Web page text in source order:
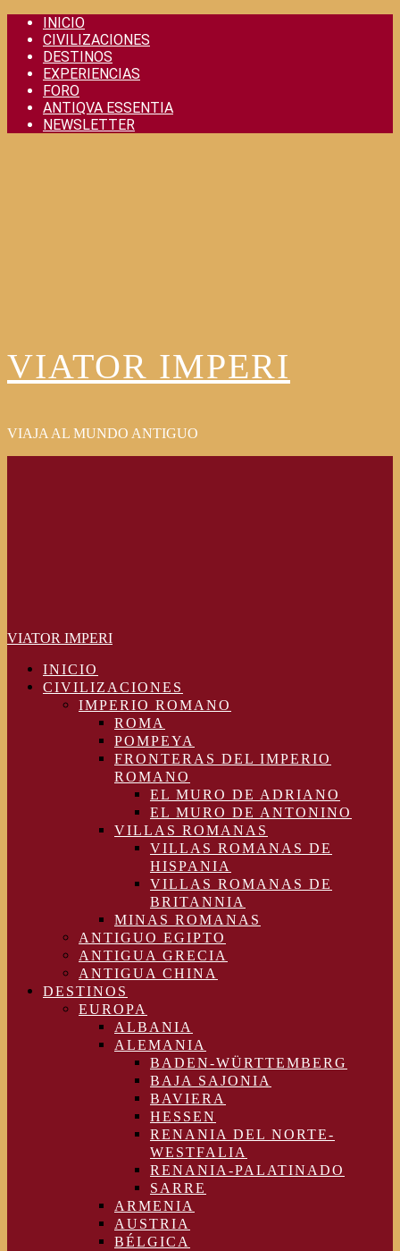
Skip
content
INICIO
CIVILIZACIONES
DESTINOS
EXPERIENCIAS
FORO
ANTIQVA ESSENTIA
NEWSLETTER
VIATOR IMPERI
VIAJA AL MUNDO ANTIGUO
VIATOR IMPERI
INICIO
CIVILIZACIONES
IMPERIO ROMANO
ROMA
POMPEYA
FRONTERAS DEL IMPERIO
ROMANO
EL MURO DE ADRIANO
EL MURO DE ANTONINO
VILLAS ROMANAS
VILLAS ROMANAS DE
HISPANIA
VILLAS ROMANAS DE
BRITANNIA
MINAS ROMANAS
ANTIGUO EGIPTO
ANTIGUA GRECIA
ANTIGUA CHINA
DESTINOS
EUROPA
ALBANIA
ALEMANIA
BADEN-WÜRTTEMBERG
BAJA SAJONIA
BAVIERA
HESSEN
RENANIA DEL NORTE-
WESTFALIA
RENANIA-PALATINADO
SARRE
ARMENIA
AUSTRIA
BÉLGICA